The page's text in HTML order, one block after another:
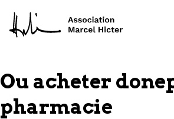
Formations
Ou acheter
pharmacie